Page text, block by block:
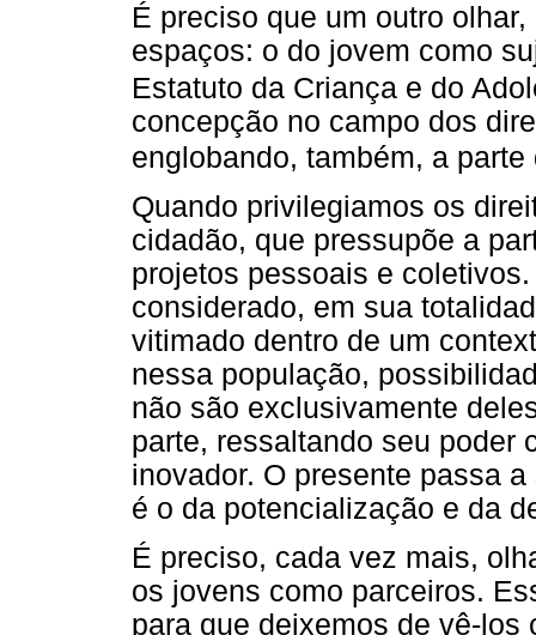
É preciso que um outro
espaços: o do jovem como
Estatuto da Criança e do
concepção no campo dos
englobando, também, a
Quando privilegiamos os
cidadão, que pressupõe a
projetos pessoais e
considerado, em sua
vitimado dentro de um
nessa população,
não são exclusivamente
parte, ressaltando seu poder
inovador. O presente passa
é o da potencialização e da
É preciso, cada vez mais,
os jovens como parceiros.
para que deixemos de vê-los